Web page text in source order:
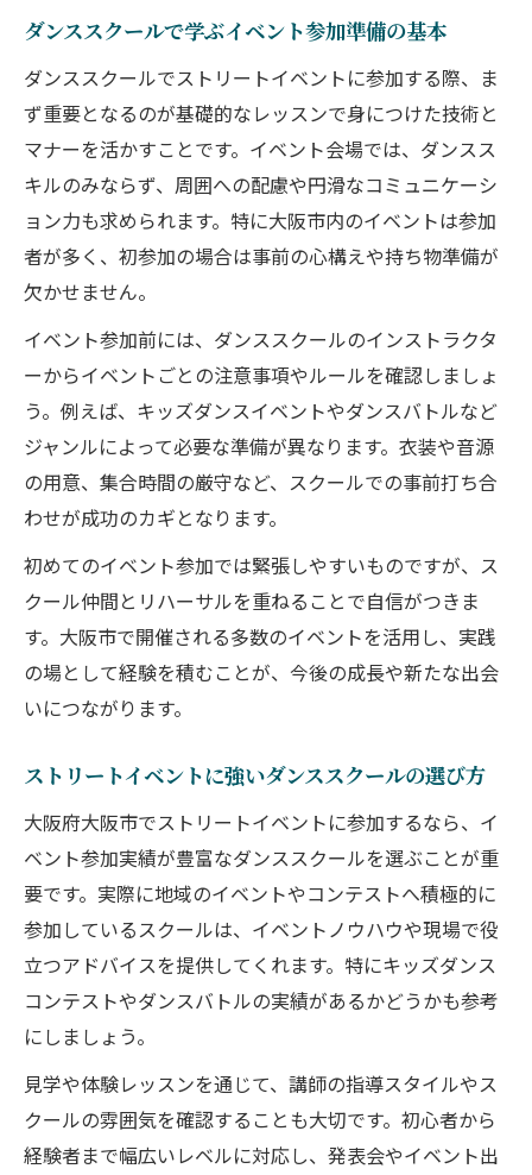
ダンススクールで学ぶイベント参加準備の基本
ダンススクールでストリートイベントに参加する際、ま
ず重要となるのが基礎的なレッスンで身につけた技術と
マナーを活かすことです。イベント会場では、ダンスス
キルのみならず、周囲への配慮や円滑なコミュニケーシ
ョン力も求められます。特に大阪市内のイベントは参加
者が多く、初参加の場合は事前の心構えや持ち物準備が
欠かせません。
イベント参加前には、ダンススクールのインストラクタ
ーからイベントごとの注意事項やルールを確認しましょ
う。例えば、キッズダンスイベントやダンスバトルなど
ジャンルによって必要な準備が異なります。衣装や音源
の用意、集合時間の厳守など、スクールでの事前打ち合
わせが成功のカギとなります。
初めてのイベント参加では緊張しやすいものですが、ス
クール仲間とリハーサルを重ねることで自信がつきま
す。大阪市で開催される多数のイベントを活用し、実践
の場として経験を積むことが、今後の成長や新たな出会
いにつながります。
ストリートイベントに強いダンススクールの選び方
大阪府大阪市でストリートイベントに参加するなら、イ
ベント参加実績が豊富なダンススクールを選ぶことが重
要です。実際に地域のイベントやコンテストへ積極的に
参加しているスクールは、イベントノウハウや現場で役
立つアドバイスを提供してくれます。特にキッズダンス
コンテストやダンスバトルの実績があるかどうかも参考
にしましょう。
見学や体験レッスンを通じて、講師の指導スタイルやス
クールの雰囲気を確認することも大切です。初心者から
経験者まで幅広いレベルに対応し、発表会やイベント出